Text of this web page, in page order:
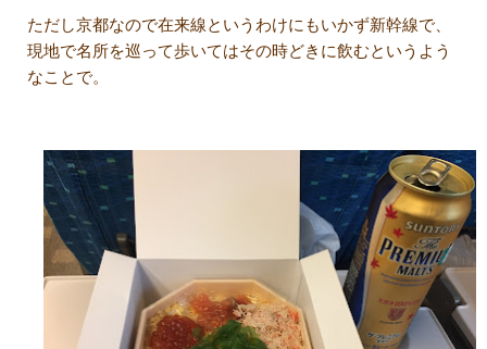
ただし京都なので在来線というわけにもいかず新幹線で、
現地で名所を巡って歩いてはその時どきに飲むというよう
なことで。